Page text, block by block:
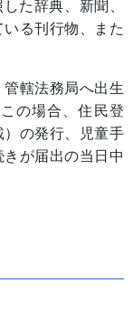
た辞典、新聞、
る刊行物、また
轄法務局へ出生
の場合、住民登
の発行、児童手
が届出の当日中